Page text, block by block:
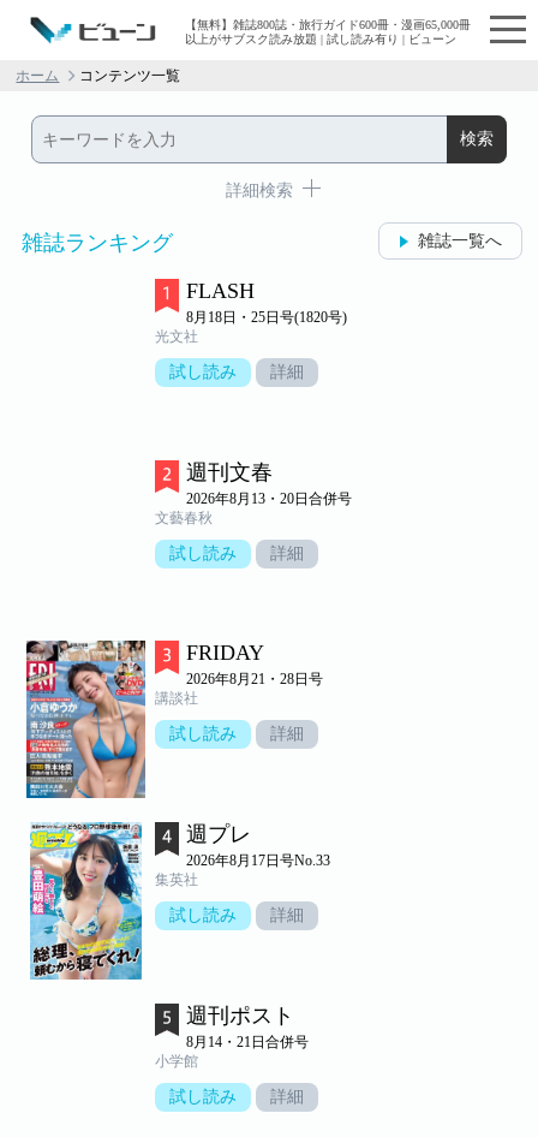
【無料】雑誌800誌・旅行ガイド600冊・漫画65,000冊
以上がサブスク読み放題 | 試し読み有り | ビューン
ホーム コンテンツ一覧
詳細検索
雑誌ランキング 雑誌一覧へ
FLASH
8月18日・25日号(1820号)
光文社
試し読み 詳細
週刊文春
2026年8月13・20日合併号
文藝春秋
試し読み 詳細
FRIDAY
2026年8月21・28日号
講談社
試し読み 詳細
週プレ
2026年8月17日号No.33
集英社
試し読み 詳細
週刊ポスト
8月14・21日合併号
小学館
試し読み 詳細